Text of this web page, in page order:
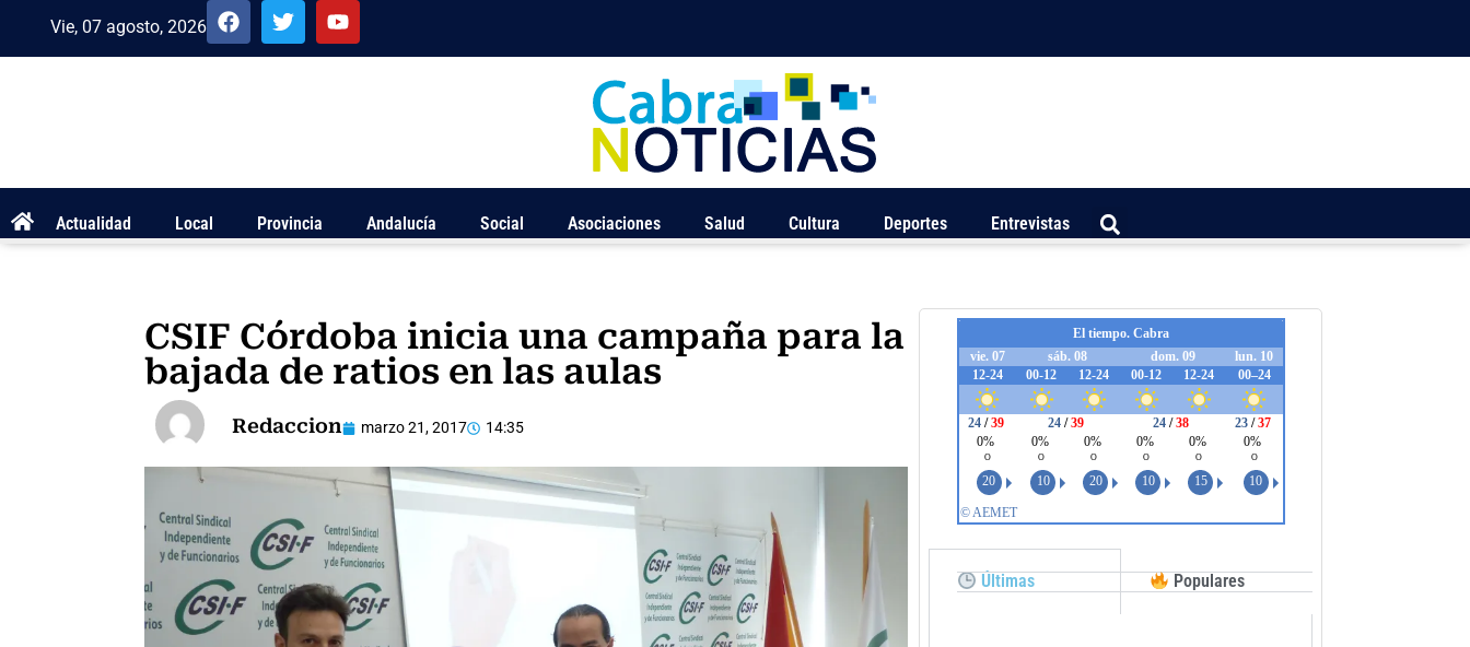
Vie, 07 agosto, 2026
Actualidad Local Provincia Andalucía Social Asociaciones Salud Cultura Deportes Entrevistas
CSIF Córdoba inicia una campaña para la
bajada de ratios en las aulas
Redaccion marzo 21, 2017 14:35
Últimas Populares